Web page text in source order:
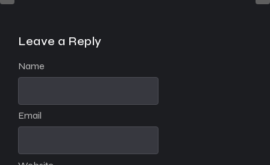
Leave a Reply
Name
Email